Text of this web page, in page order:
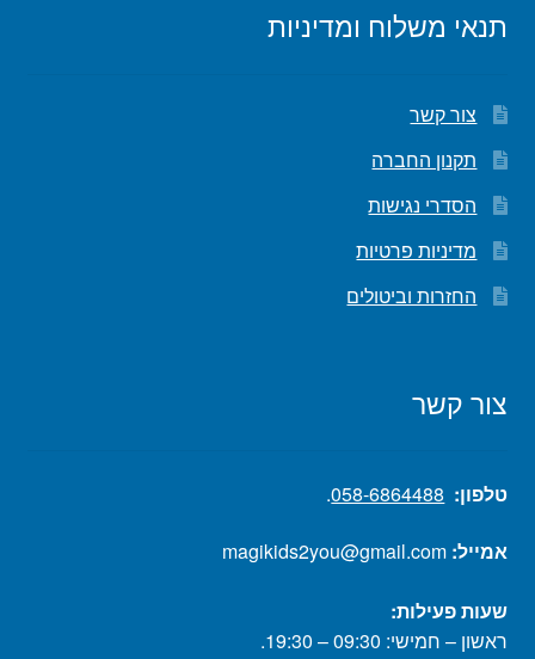
תנאי משלוח ומדיניות
צור קשר
תקנון החברה
הסדרי נגישות
מדיניות פרטיות
החזרות וביטולים
צור קשר
טלפון: 058-6864488
.
אמייל:
שעות פעילות:
ראשון – חמישי: 09:30 – 19:30.